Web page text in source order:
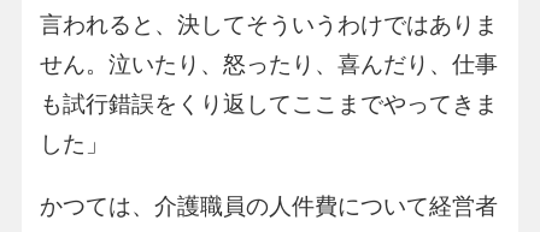
言われると、決してそういうわけではありま
せん。泣いたり、怒ったり、喜んだり、仕事
も試行錯誤をくり返してここまでやってきま
した」
かつては、介護職員の人件費について経営者